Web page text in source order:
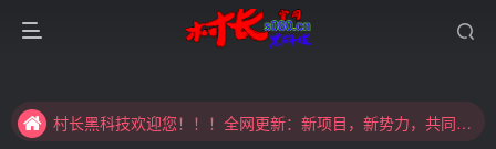
村长黑科技欢迎您！！！全网更新：新项目，新势力，共同发展